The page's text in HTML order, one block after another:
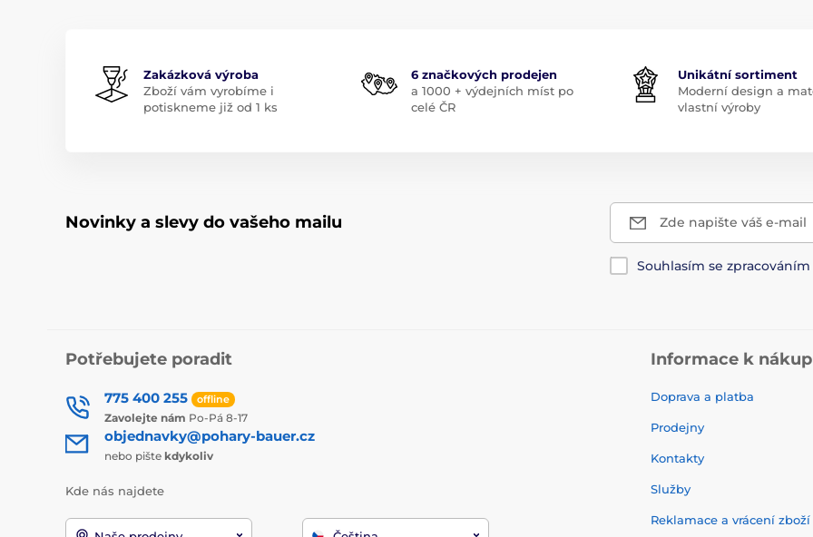
Zakázková výroba
Zboží vám vyrobíme i
potiskneme již od 1 ks
6 značkových prodejen
a 1000 + výdejních míst po
celé ČR
Unikátní sortiment
Moderní design a
vlastní výroby
Novinky a slevy do vašeho mailu Zde napište váš e-mail
Souhlasím se zpracováním
Potřebujete poradit
775 400 255 offline
Zavolejte nám Po-Pá 8-17
objednavky@pohary-bauer.cz
nebo pište kdykoliv
Kde nás najdete
Informace k
Doprava a platba
Prodejny
Kontakty
Služby
Reklamace a vrácení zboží